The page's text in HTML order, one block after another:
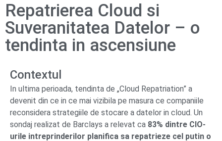
Repatrierea Cloud si
Suveranitatea Datelor – o
tendinta in ascensiune
Contextul
In ultima perioada, tendinta de „Cloud Repatriation” a
devenit din ce in ce mai vizibila pe masura ce companiile
reconsidera strategiile de stocare a datelor in cloud. Un
sondaj realizat de Barclays a relevat ca 83% dintre CIO-
urile intreprinderilor planifica sa repatrieze cel putin o